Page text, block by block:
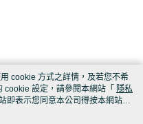
cookie 方式之詳情，及若您不希
cookie 設定，請參閱本網站「 隱私
即表示您同意本公司得按本網站使